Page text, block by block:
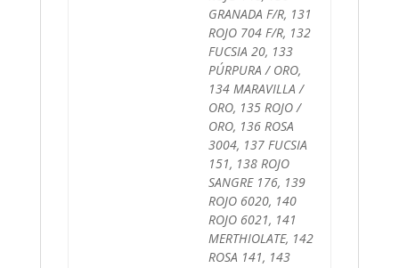
GRANADA F/R, 131
ROJO 704 F/R, 132
FUCSIA 20, 133
PÚRPURA / ORO,
134 MARAVILLA /
ORO, 135 ROJO /
ORO, 136 ROSA
3004, 137 FUCSIA
151, 138 ROJO
SANGRE 176, 139
ROJO 6020, 140
ROJO 6021, 141
MERTHIOLATE, 142
ROSA 141, 143